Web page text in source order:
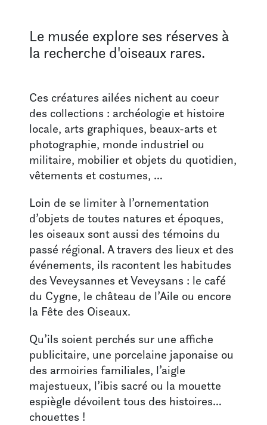
Infos pratiques
Visites guidées
LE MUSÉE
À propos
L’équipe
Contact
Le musée explore ses réserves à
la recherche d'oiseaux rares.
Ces créatures ailées nichent au coeur
des collections : archéologie et histoire
locale, arts graphiques, beaux-arts et
photographie, monde industriel ou
militaire, mobilier et objets du quotidien,
vêtements et costumes, …
Loin de se limiter à l’ornementation
d’objets de toutes natures et époques,
les oiseaux sont aussi des témoins du
passé régional. A travers des lieux et des
événements, ils racontent les habitudes
des Veveysannes et Veveysans : le café
du Cygne, le château de l’Aile ou encore
la Fête des Oiseaux.
Qu’ils soient perchés sur une affiche
publicitaire, une porcelaine japonaise ou
des armoiries familiales, l’aigle
majestueux, l’ibis sacré ou la mouette
espiègle dévoilent tous des histoires…
chouettes !